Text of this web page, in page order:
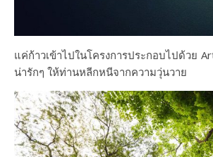
แค่ก้าวเข้าไปในโครงการประกอบไปด้วย
น่ารักๆ ให้ท่านหลีกหนีจากความวุ่นวาย